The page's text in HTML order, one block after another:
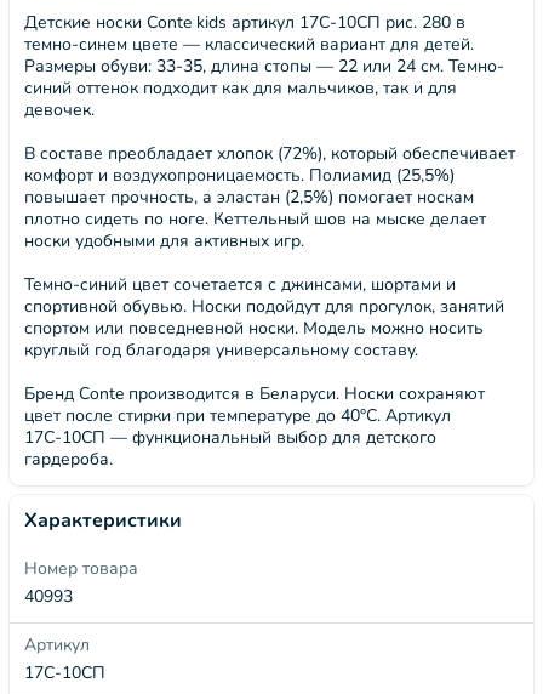
Детские носки Conte kids артикул 17С-10СП рис. 280 в
темно-синем цвете — классический вариант для детей.
Размеры обуви: 33-35, длина стопы — 22 или 24 см. Темно-
синий оттенок подходит как для мальчиков, так и для
девочек.
В составе преобладает хлопок (72%), который обеспечивает
комфорт и воздухопроницаемость. Полиамид (25,5%)
повышает прочность, а эластан (2,5%) помогает носкам
плотно сидеть по ноге. Кеттельный шов на мыске делает
носки удобными для активных игр.
Темно-синий цвет сочетается с джинсами, шортами и
спортивной обувью. Носки подойдут для прогулок, занятий
спортом или повседневной носки. Модель можно носить
круглый год благодаря универсальному составу.
Бренд Conte производится в Беларуси. Носки сохраняют
цвет после стирки при температуре до 40°C. Артикул
17С-10СП — функциональный выбор для детского
гардероба.
Характеристики
Номер товара
40993
Артикул
17С-10СП